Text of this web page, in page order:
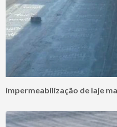
impermeabilização de laje